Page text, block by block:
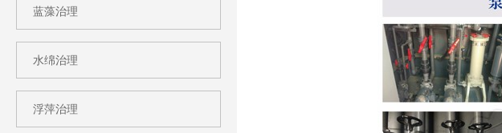
蓝藻治理
水绵治理
浮萍治理